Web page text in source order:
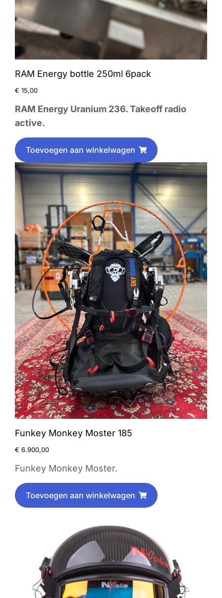
RAM Energy bottle 250ml 6pack
€ 15,00
RAM Energy Uranium 236. Takeoff radio
active.
Toevoegen aan winkelwagen
Funkey Monkey Moster 185
€ 6.900,00
Funkey Monkey Moster.
Toevoegen aan winkelwagen